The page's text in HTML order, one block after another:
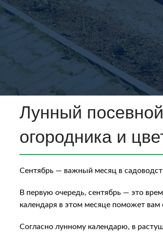
Лунный
огородника и
Сентябрь — важный месяц в
В первую очередь, сентябрь — это
календаря в этом месяце поможет вам
Согласно лунному календарю, в